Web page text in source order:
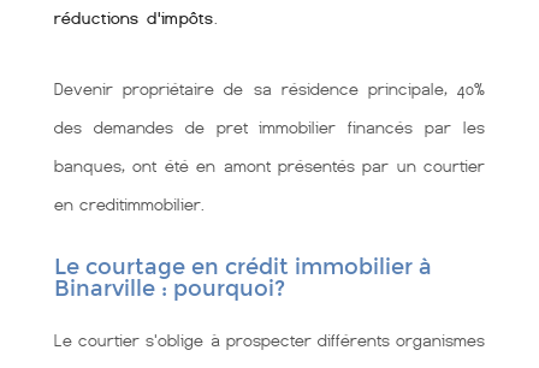
réductions d'impôts
Devenir propriétaire de sa résidence principale, 40%
des demandes de pret immobilier financés par les
banques, ont été en amont présentés par un courtier
en creditimmobilier.
Le courtage en crédit immobilier à
Binarville : pourquoi?
Le courtier s'oblige à prospecter différents organismes